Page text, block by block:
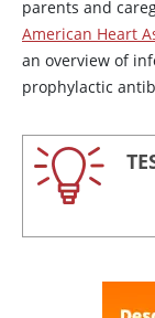
parents and
American Heart
an overview of
prophylactic